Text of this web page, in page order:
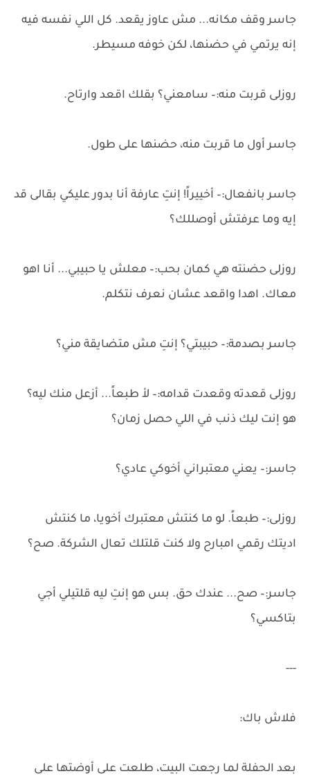
جاسر وقف مكانه... مش عاوز يقعد. كل اللي نفسه فيه
إنه يرتمي في حضنها، لكن خوفه مسيطر.
روزلى قربت منه:– سامعني؟ بقلك اقعد وارتاح.
جاسر أول ما قربت منه، حضنها على طول.
جاسر بانفعال:– أخييراً! إنتِ عارفة أنا بدور عليكي بقالى قد
إيه وما عرفتش أوصللك؟
روزلى حضنته هي كمان بحب:– معلش يا حبيبي... أنا اهو
معاك. اهدا واقعد عشان نعرف نتكلم.
جاسر بصدمة:– حبيبتي؟ إنتِ مش متضايقة مني؟
روزلى قعدته وقعدت قدامه:– لأ طبعاً... أزعل منك ليه؟
هو إنت ليك ذنب في اللي حصل زمان؟
جاسر:– يعني معتبراني أخوكي عادي؟
روزلى:– طبعاً. لو ما كنتش معتبرك أخويا، ما كنتش
اديتك رقمي امبارح ولا كنت قلتلك تعال الشركة. صح؟
جاسر:– صح... عندك حق. بس هو إنتِ ليه قلتيلي أجي
بتاكسي؟
---
فلاش باك:
بعد الحفلة لما رجعت البيت، طلعت على أوضتها على